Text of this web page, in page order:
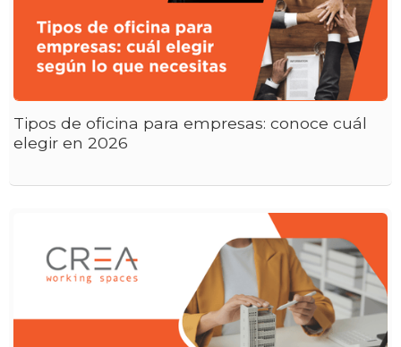
Tipos de oficina para empresas: conoce cuál
elegir en 2026